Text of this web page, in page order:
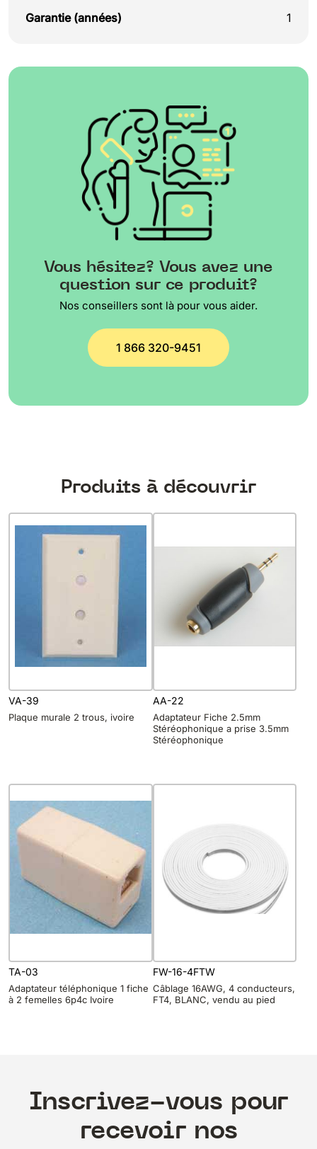
Garantie (années) 1
Vous hésitez? Vous avez une
question sur ce produit?
Nos conseillers sont là pour vous aider.
1 866 320-9451
Produits à découvrir
VA-39
Plaque murale 2 trous, ivoire
AA-22
Adaptateur Fiche 2.5mm
Stéréophonique a prise 3.5mm
Stéréophonique
TA-03
Adaptateur téléphonique 1 fiche
à 2 femelles 6p4c Ivoire
FW-16-4FTW
Câblage 16AWG, 4 conducteurs,
FT4, BLANC, vendu au pied
Inscrivez-vous pour
recevoir nos